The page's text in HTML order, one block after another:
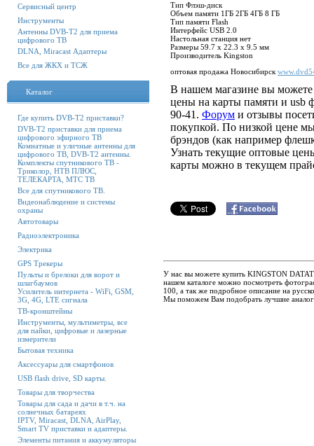
Сервисный центр
Инструменты
Антенны DVB-T2 для приема
цифрового ТВ
DLNA, Miracast Адаптеры
Все для ЖКХ и ТСЖ
Каталог
Где купить DVB-T2 приставки?
DVB-T2 приставки для приема
цифрового эфирного ТВ
Комнатные и уличные антенны для
цифрового ТВ, DVB-T2 антенны.
Комплекты спутникового ТВ -
Триколор, НТВ ПЛЮС,
ТЕЛЕКАРТА, МТС ТВ
Все для спутникового ТВ.
Видеонаблюдение и системы
охраны
Автотовары
Радиоэлектроника
Электрика
GPS Трекеры
Пульты и брелоки для ворот и
шлагбаумов
Усилитель интернета - WiFi, GSM,
3G, 4G, LTE сигнала
ТВ-кронштейны
Инструменты, мультиметры, все
для пайки, цифровые и лазерные
измерители
Бытовая техника
Аксессуары для смартфонов
USB flash drive, SD карты.
Товары для творчества
Товары для сада и дачи в т.ч. на
солнечных батареях
IPTV, Miracast, DLNA, AirPlay,
Smart TV приставки и адаптеры.
Элементы питания и аккумуляторы
Тип Флэш-диск
Объем памяти 1ГБ 2ГБ 4ГБ 8 ГБ
Тип памяти Flash
Интерфейс USB 2.0
Настольная станция нет
Размеры 59.7 x 22.3 x 9.5 мм
Производитель Kingston
оптовая продажа Новосибирск
В нашем магазине вы
цены на карты памяти и usb
90-41. Форум и отзывы
покупкой. По низкой цене
брэндов (как например
Узнать текущие оптовые
карты можно в текущем
У нас вы можете купить KINGSTON
нашем каталоге можно посмотреть
100, а так же подробное описание на
Мы поможем Вам подобрать лучшие